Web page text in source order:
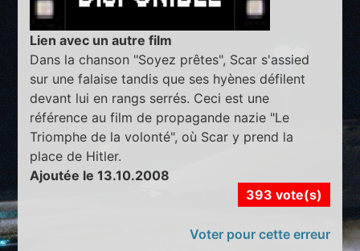
Lien avec un autre film
Dans la chanson "Soyez prêtes", Scar s'assied
sur une falaise tandis que ses hyènes défilent
devant lui en rangs serrés. Ceci est une
référence au film de propagande nazie "Le
Triomphe de la volonté", où Scar y prend la
place de Hitler.
Ajoutée le 13.10.2008
393 vote(s)
Voter pour cette erreur